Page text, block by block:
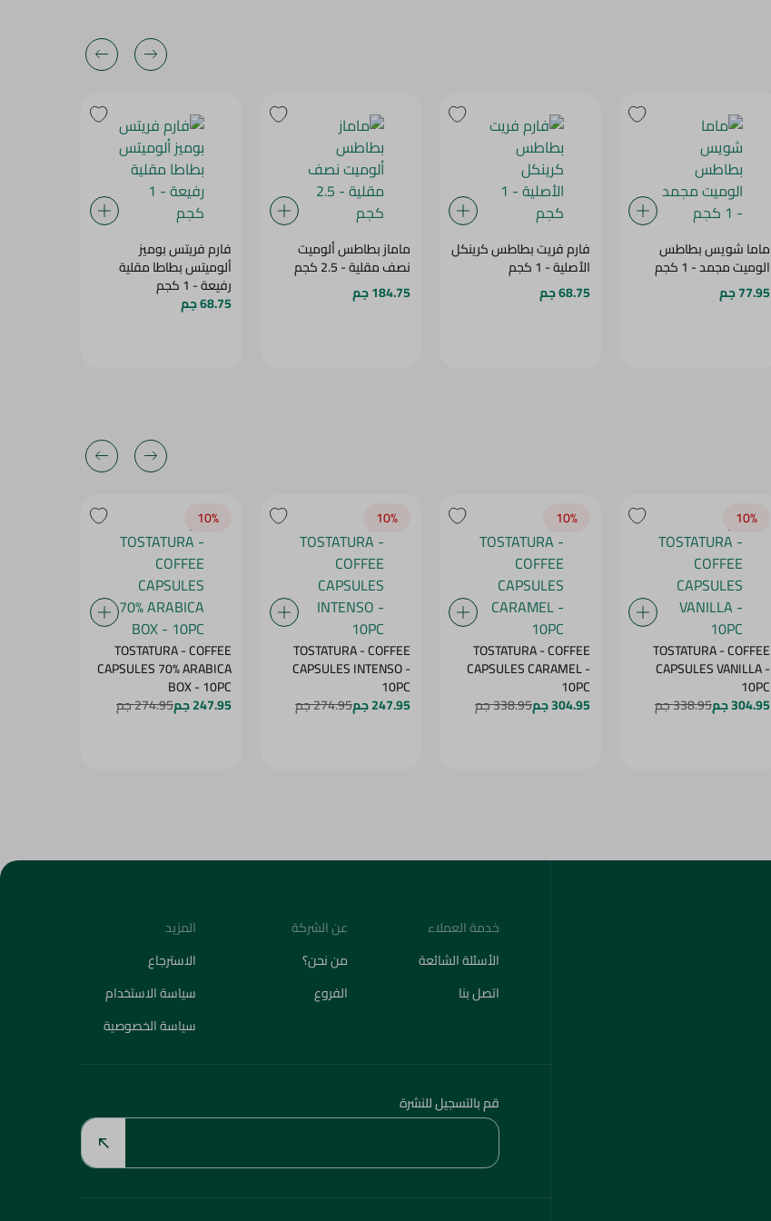
ماما شويس بطاطس
الوميت مجمد - 1 كجم
77.95 جم
فارم فريت بطاطس كرينكل
الأصلية - 1 كجم
68.75 جم
ماماز بطاطس ألوميت
نصف مقلية - 2.5 كجم
184.75 جم
فارم فريتس بوميز
ألوميتس بطاطا مقلية
رفيعة - 1 كجم
68.75 جم
10‎%‎
TOSTATURA - COFFEE
CAPSULES VANILLA -
10PC
304.95 جم 338.95 جم
10‎%‎
TOSTATURA - COFFEE
CAPSULES CARAMEL -
10PC
304.95 جم 338.95 جم
10‎%‎
TOSTATURA - COFFEE
CAPSULES INTENSO -
10PC
247.95 جم 274.95 جم
10‎%‎
TOSTATURA - COFFEE
CAPSULES 70% ARABICA
BOX - 10PC
247.95 جم 274.95 جم
خدمة العملاء
الأسئلة الشائعة
اتصل بنا
عن الشركة
من نحن؟
الفروع
المزيد
الاسترجاع
سياسة الاستخدام
سياسة الخصوصية
قم بالتسجيل للنشرة